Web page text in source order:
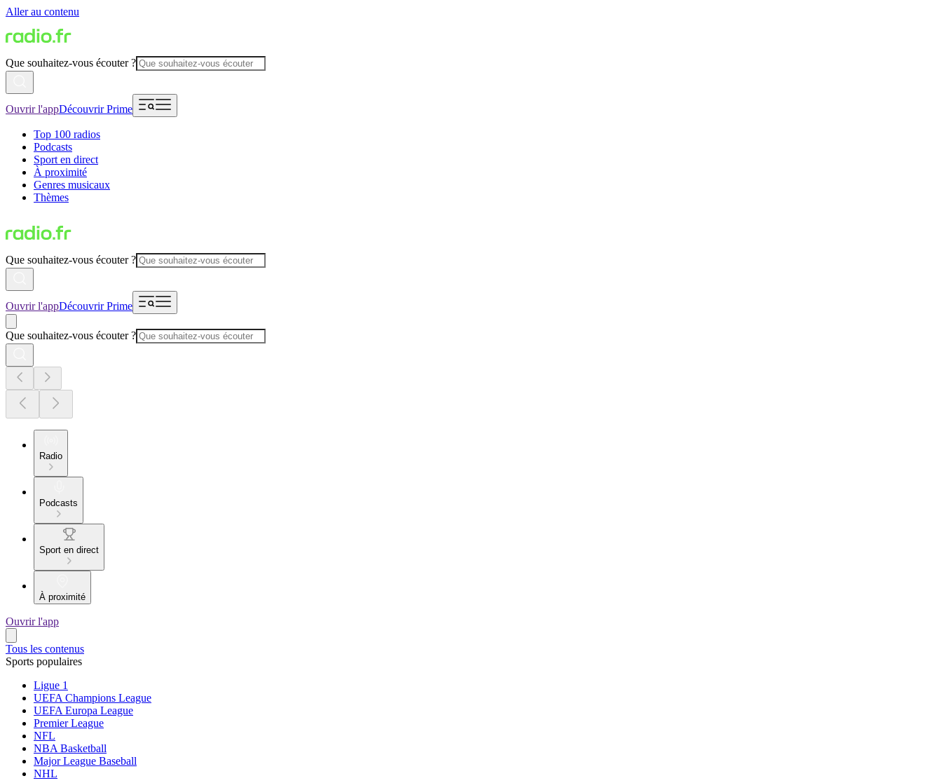
Aller au contenu
Que souhaitez-vous écouter ?
Ouvrir l'appDécouvrir Prime
Top 100 radios
Podcasts
Sport en direct
À proximité
Genres musicaux
Thèmes
Que souhaitez-vous écouter ?
Ouvrir l'appDécouvrir Prime
Que souhaitez-vous écouter ?
Radio
Podcasts
Sport en direct
À proximité
Ouvrir l'app
Tous les contenus
Sports populaires
Ligue 1
UEFA Champions League
UEFA Europa League
Premier League
NFL
NBA Basketball
Major League Baseball
NHL